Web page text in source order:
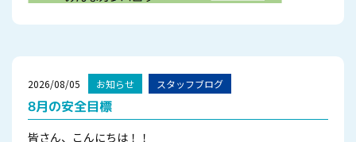
2026/08/05 お知らせ スタッフブログ
8月の安全目標
皆さん、こんにちは！！